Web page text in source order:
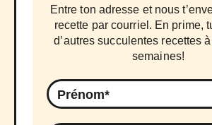
Entre ton adresse et nous
recette par courriel. En prime,
d’autres succulentes recettes
semaines!